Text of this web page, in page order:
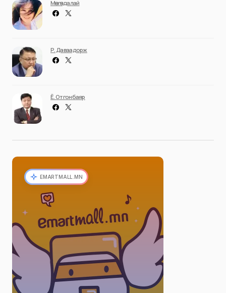
Мөнгөндалай
Р. Даваадорж
Ё. Отгонбаяр
EMARTMALL.MN